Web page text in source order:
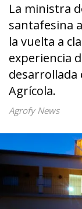
La ministra
santafesina
la vuelta a
experiencia
desarrollada
Agrícola.
Agrofy News